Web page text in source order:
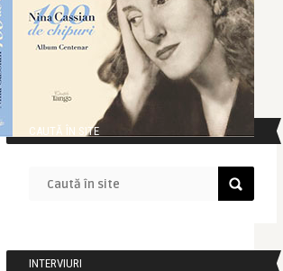
CAUTĂ ÎN SITE
INTERVIURI